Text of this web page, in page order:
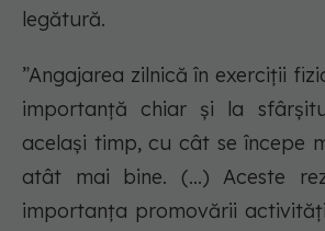
legătură.
”Angajarea zilnică în exerciții
importanță chiar și la
același timp, cu cât se începe
atât mai bine. (...) Aceste
importanța promovării